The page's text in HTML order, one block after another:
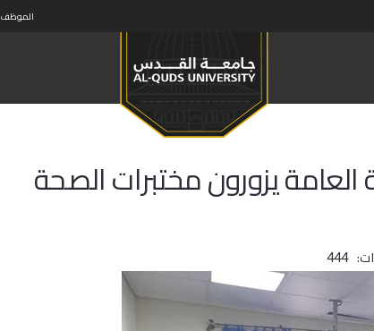
الموظف
العامة يزورون مختبرات الصحة
444